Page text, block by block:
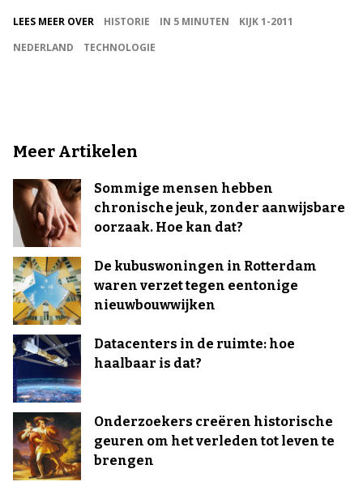
LEES MEER OVER HISTORIE IN 5 MINUTEN
KIJK 1-2011
NEDERLAND
TECHNOLOGIE
Meer Artikelen
Sommige mensen hebben
chronische jeuk, zonder aanwijsbare
oorzaak. Hoe kan dat?
De kubuswoningen in Rotterdam
waren verzet tegen eentonige
nieuwbouwwijken
Datacenters in de ruimte: hoe
haalbaar is dat?
Onderzoekers creëren historische
geuren om het verleden tot leven te
brengen